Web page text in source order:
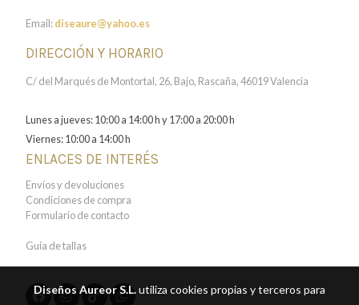
Email:diseaure@yahoo.es
DIRECCIÓN Y HORARIO
C/ del Marqués de Montortal, 26, Bajo, Rascaña, 46019 Valencia
Lunes a jueves: 10:00 a 14:00 h y 17:00 a 20:00 h
Viernes: 10:00 a 14:00 h
ENLACES DE INTERÉS
Envíos y devoluciones
Condiciones de compra
Formulario de contacto
Guía de tallas
Diseños Aureor S.L.utiliza cookies propias y terceros para